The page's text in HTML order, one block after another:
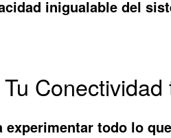
inigualable del
experimentar todo lo